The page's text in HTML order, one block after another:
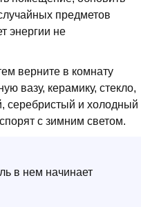
предметов
энергии не
верните в комнату
вазу, керамику, стекло,
серебристый и холодный
с зимним светом.
в нем начинает